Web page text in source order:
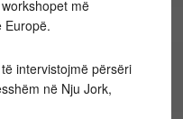
më
Europë.
intervistojmë përsëri
në Nju Jork,